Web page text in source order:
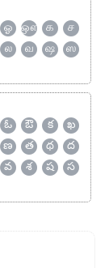
ஓ ஔ க
ச
ல வ ஷ
ஸ
ఓ ఔ క
ఖ
ణ త థ
ద
వ శ ష
స